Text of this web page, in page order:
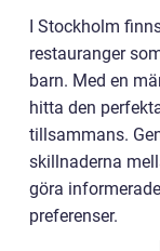
I Stockholm
restauranger
barn. Med en
hitta den
tillsammans.
skillnaderna
göra
preferenser.